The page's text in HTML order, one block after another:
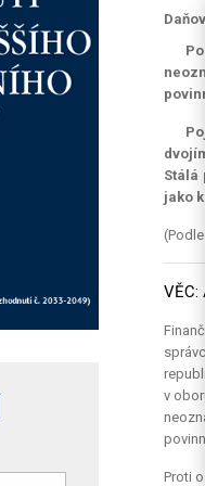
Stálá
jako
VĚC:
v
Proti